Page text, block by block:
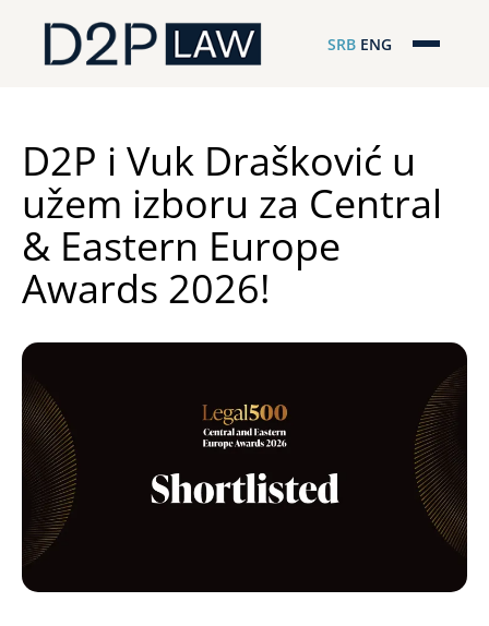
SRB ENG
Regionalna pokrivenost
Naš tim
D2P Novosti
O nama
Pro Bono
ESG
Karijera
Kontakt
D2P i Vuk Drašković u
užem izboru za Central
& Eastern Europe
Awards 2026!